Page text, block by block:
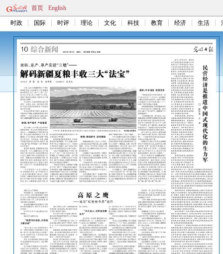
首页 English
时政 国际 时评 理论 文化 科技 教育 经济 生活